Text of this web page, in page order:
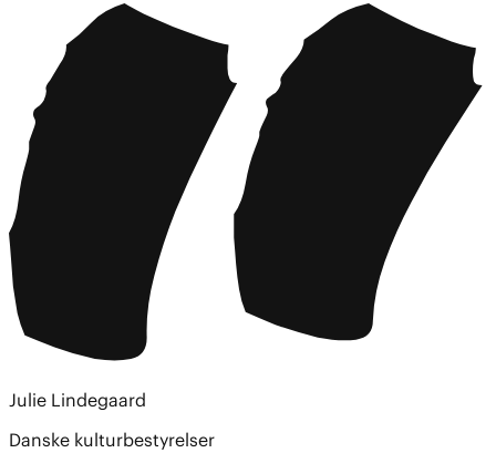
Julie Lindegaard
Danske kulturbestyrelser